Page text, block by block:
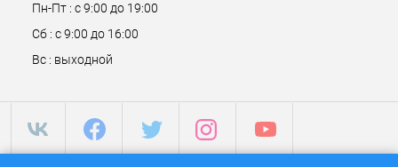
Пн-Пт : с 9:00 до 19:00
Сб : с 9:00 до 16:00
Вс : выходной